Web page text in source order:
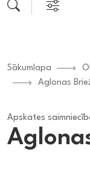
Sākumlapa
Aglonas
Apskates